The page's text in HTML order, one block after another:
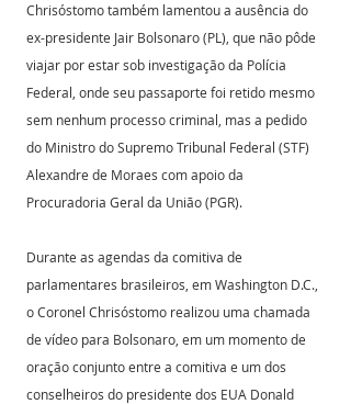
Chrisóstomo também lamentou a ausência do
ex-presidente Jair Bolsonaro (PL), que não pôde
viajar por estar sob investigação da Polícia
Federal, onde seu passaporte foi retido mesmo
sem nenhum processo criminal, mas a pedido
do Ministro do Supremo Tribunal Federal (STF)
Alexandre de Moraes com apoio da
Procuradoria Geral da União (PGR).
Durante as agendas da comitiva de
parlamentares brasileiros, em Washington D.C.,
o Coronel Chrisóstomo realizou uma chamada
de vídeo para Bolsonaro, em um momento de
oração conjunto entre a comitiva e um dos
conselheiros do presidente dos EUA Donald